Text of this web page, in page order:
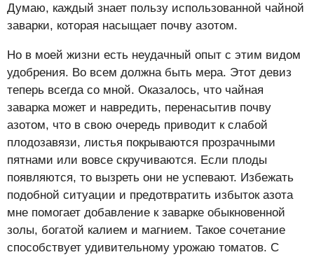
Думаю, каждый знает пользу использованной чайной
заварки, которая насыщает почву азотом.
Но в моей жизни есть неудачный опыт с этим видом
удобрения. Во всем должна быть мера. Этот девиз
теперь всегда со мной. Оказалось, что чайная
заварка может и навредить, перенасытив почву
азотом, что в свою очередь приводит к слабой
плодозавязи, листья покрываются прозрачными
пятнами или вовсе скручиваются. Если плоды
появляются, то вызреть они не успевают. Избежать
подобной ситуации и предотвратить избыток азота
мне помогает добавление к заварке обыкновенной
золы, богатой калием и магнием. Такое сочетание
способствует удивительному урожаю томатов. С